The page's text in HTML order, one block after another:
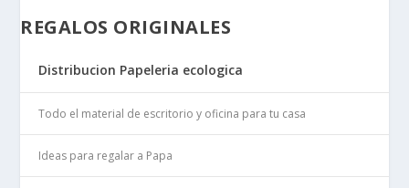
REGALOS ORIGINALES
Distribucion Papeleria ecologica
Todo el material de escritorio y oficina para tu casa
Ideas para regalar a Papa